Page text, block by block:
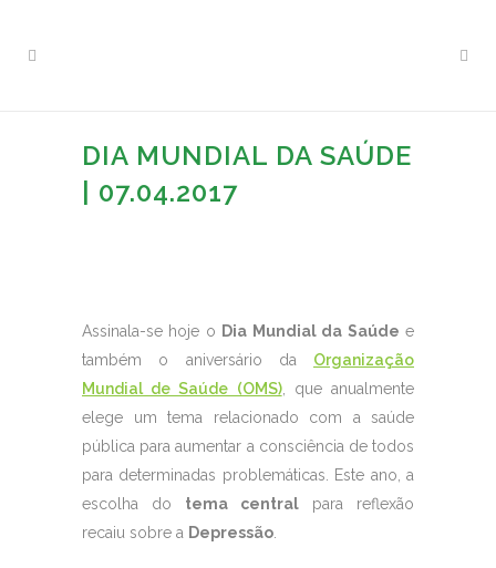
DIA MUNDIAL DA SAÚDE
| 07.04.2017
Assinala-se hoje o Dia Mundial da Saúde e
também o aniversário da Organização
Mundial de Saúde (OMS), que anualmente
elege um tema relacionado com a saúde
pública para aumentar a consciência de todos
para determinadas problemáticas. Este ano, a
escolha do tema central para reflexão
recaiu sobre a Depressão